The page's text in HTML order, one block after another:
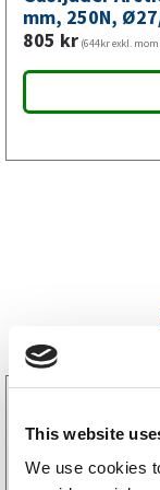
This website
We use cookies
mm,
M10
mängd
mm, 250N,
805 kr (644kr exkl.
LGF Skylt